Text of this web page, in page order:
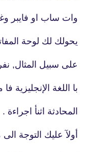
وات ساب او فايبر
يحولك لك لوحة
على سبيل المثال,
با اللغة
المحادثة اثنأ اجراءة .
أولآ عليك التوجة